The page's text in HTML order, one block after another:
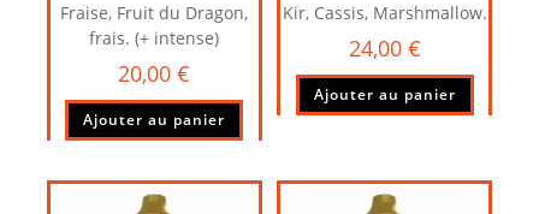
Fraise, Fruit du Dragon,
frais. (+ intense)
20,00€
Ajouter au panier
Kir, Cassis, Marshmallow.
24,00 €
Ajouter au panier